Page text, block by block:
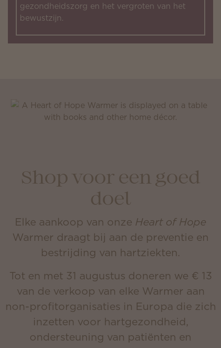
gezondheidszorg en het vergroten van het
bewustzijn.
Shop voor een goed
doel
Elke aankoop van onze Heart of Hope
Warmer draagt bij aan de preventie en
bestrijding van hartziekten.
Tot en met 31 augustus doneren we € 13
van de verkoop van elke Warmer aan
non-profitorganisaties in Europa die zich
inzetten voor hartgezondheid,
ondersteuning van patiënten en